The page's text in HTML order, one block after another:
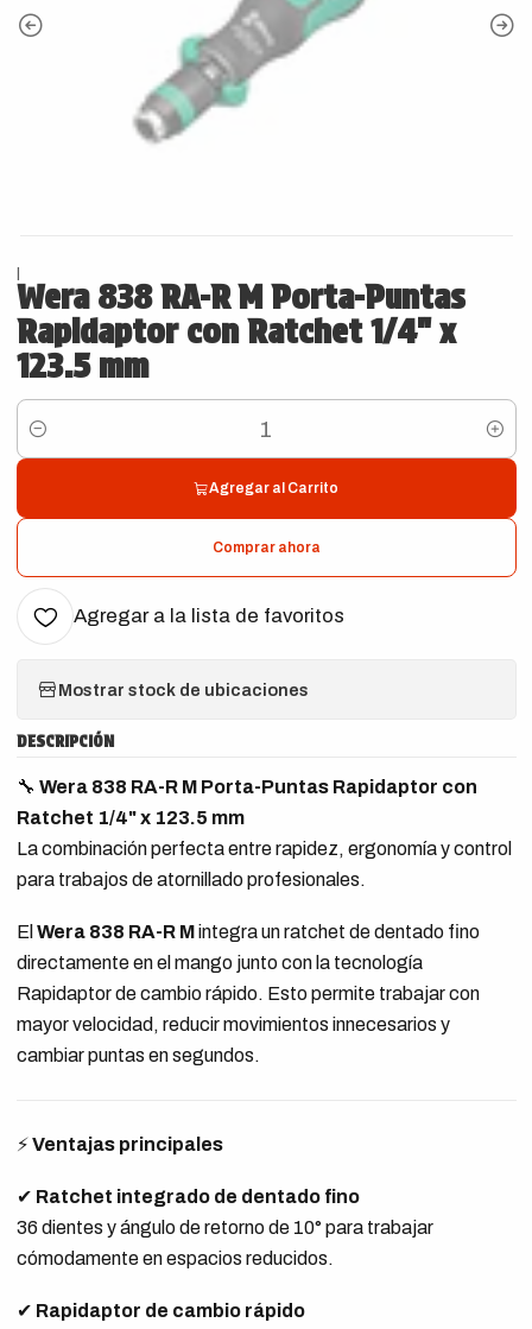
|
Wera 838 RA-R M Porta-Puntas
Rapidaptor con Ratchet 1/4" x
123.5 mm
Cantidad
Agregar al Carrito
Comprar ahora
Agregar a la lista de favoritos
Mostrar stock de ubicaciones
DESCRIPCIÓN
🔧 Wera 838 RA-R M Porta-Puntas Rapidaptor con
Ratchet 1/4" x 123.5 mm
La combinación perfecta entre rapidez, ergonomía y control
para trabajos de atornillado profesionales.
El Wera 838 RA-R Mintegra un ratchet de dentado fino
directamente en el mango junto con la tecnología
Rapidaptor de cambio rápido. Esto permite trabajar con
mayor velocidad, reducir movimientos innecesarios y
cambiar puntas en segundos.
⚡Ventajas principales
✔ Ratchet integrado de dentado fino
36 dientes y ángulo de retorno de 10° para trabajar
cómodamente en espacios reducidos.
✔ Rapidaptor de cambio rápido